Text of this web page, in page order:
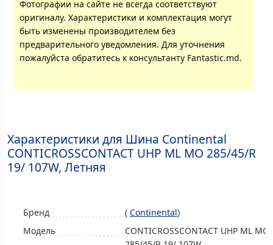
Фотографии на сайте не всегда соответствуют
оригиналу. Характеристики и комплектация могут
быть изменены производителем без
предварительного уведомления. Для уточнения
пожалуйста обратитесь к консультанту Fantastic.md.
Характеристики для Шина Continental
CONTICROSSCONTACT UHP ML MO 285/45/R
19/ 107W, Летняя
Бренд ( Continental)
Модель
CONTICROSSCONTACT UHP ML MO